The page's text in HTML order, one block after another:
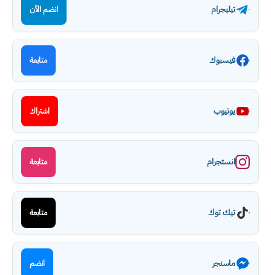
تيليجرام انضم الآن
فيسبوك متابعة
يوتيوب اشتراك
انستجرام متابعة
تيك توك متابعة
ماسنجر انضم